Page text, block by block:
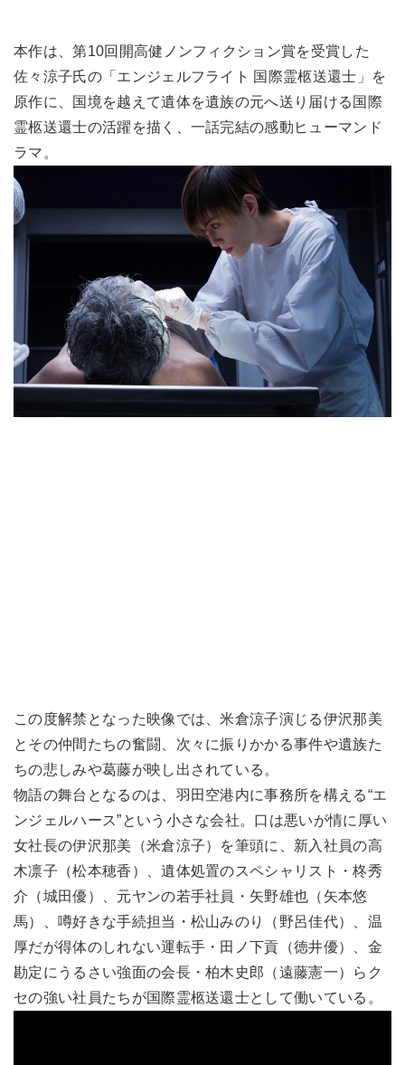
本作は、第10回開高健ノンフィクション賞を受賞した
佐々涼子氏の「エンジェルフライト 国際霊柩送還士」を
原作に、国境を越えて遺体を遺族の元へ送り届ける国際
霊柩送還士の活躍を描く、一話完結の感動ヒューマンド
ラマ。
この度解禁となった映像では、米倉涼子演じる伊沢那美
とその仲間たちの奮闘、次々に振りかかる事件や遺族た
ちの悲しみや葛藤が映し出されている。
物語の舞台となるのは、羽田空港内に事務所を構える“エ
ンジェルハース”という小さな会社。口は悪いが情に厚い
女社長の伊沢那美（米倉涼子）を筆頭に、新入社員の高
木凛子（松本穂香）、遺体処置のスペシャリスト・柊秀
介（城田優）、元ヤンの若手社員・矢野雄也（矢本悠
馬）、噂好きな手続担当・松山みのり（野呂佳代）、温
厚だが得体のしれない運転手・田ノ下貢（徳井優）、金
勘定にうるさい強面の会長・柏木史郎（遠藤憲一）らク
セの強い社員たちが国際霊柩送還士として働いている。